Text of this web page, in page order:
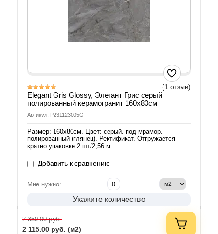
(1 отзыв)
Elegant Gris Glossy, Элегант Грис серый
полированный керамогранит 160х80см
Артикул: P231123005G
Размер: 160х80см. Цвет: серый, под мрамор.
полированный (глянец). Ректификат. Отгружается
кратно упаковке 2 шт/2,56 м.
Добавить к сравнению
Мне нужно:
Укажите количество
2 350.00руб.
2 115.00 руб. (м2)